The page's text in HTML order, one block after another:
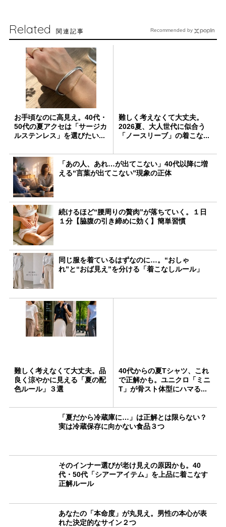
Related 関連記事
お手頃なのに高見え。40代・
50代の夏アクセは「サージカ
ルステンレス」を選びたい...
難しく考えなくて大丈夫。
2026夏、大人世代に似合う
「ノースリーブ」の着こな...
「あの人、あれ…が出てこない」40代以降に増
える“言葉が出てこない”現象の正体
続けるほど“腰周りの贅肉”が落ちていく。１日
１分【脇腹の引き締めに効く】簡単習慣
同じ服を着ているはずなのに…。“おしゃ
れ”と“おば見え”を分ける「着こなしルール」
難しく考えなくて大丈夫。品
良く涼やかに見える「夏の配
色ルール」３選
40代からの夏Tシャツ、これ
で正解かも。ユニクロ「ミニ
T」が骨スト体型にハマる...
「夏だから冷蔵庫に…」は正解とは限らない？
実は冷蔵保存に向かない食品３つ
そのインナー選びが老け見えの原因かも。40
代・50代「シアーアイテム」を上品に着こなす
正解ルール
あなたの「本命度」が丸見え。男性の本心が表
れた決定的なサイン２つ
Recommended by